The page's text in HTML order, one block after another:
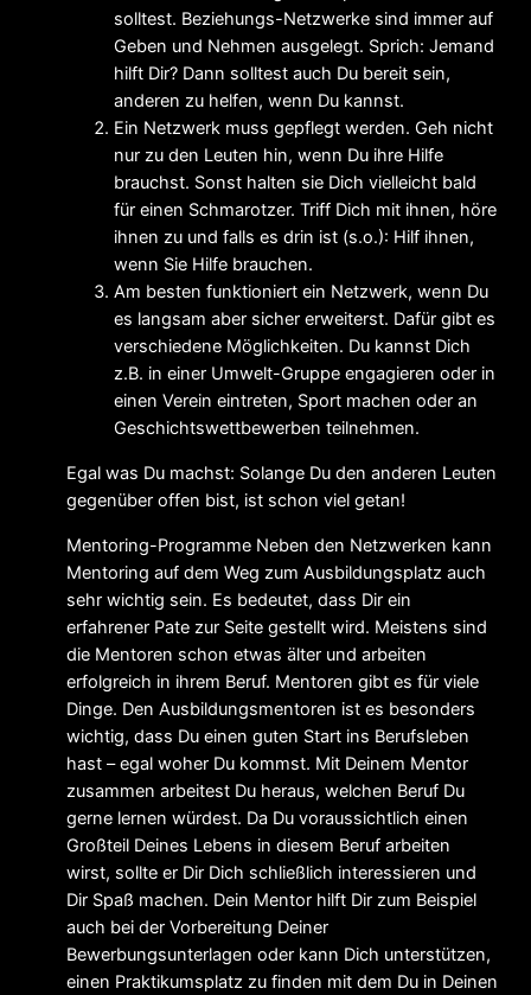
solltest. Beziehungs-Netzwerke sind immer auf
Geben und Nehmen ausgelegt. Sprich: Jemand
hilft Dir? Dann solltest auch Du bereit sein,
anderen zu helfen, wenn Du kannst.
Ein Netzwerk muss gepflegt werden. Geh nicht
nur zu den Leuten hin, wenn Du ihre Hilfe
brauchst. Sonst halten sie Dich vielleicht bald
für einen Schmarotzer. Triff Dich mit ihnen, höre
ihnen zu und falls es drin ist (s.o.): Hilf ihnen,
wenn Sie Hilfe brauchen.
Am besten funktioniert ein Netzwerk, wenn Du
es langsam aber sicher erweiterst. Dafür gibt es
verschiedene Möglichkeiten. Du kannst Dich
z.B. in einer Umwelt-Gruppe engagieren oder in
einen Verein eintreten, Sport machen oder an
Geschichtswettbewerben teilnehmen.
Egal was Du machst: Solange Du den anderen Leuten
gegenüber offen bist, ist schon viel getan!
Mentoring-Programme Neben den Netzwerken kann
Mentoring auf dem Weg zum Ausbildungsplatz auch
sehr wichtig sein. Es bedeutet, dass Dir ein
erfahrener Pate zur Seite gestellt wird. Meistens sind
die Mentoren schon etwas älter und arbeiten
erfolgreich in ihrem Beruf. Mentoren gibt es für viele
Dinge. Den Ausbildungsmentoren ist es besonders
wichtig, dass Du einen guten Start ins Berufsleben
hast – egal woher Du kommst. Mit Deinem Mentor
zusammen arbeitest Du heraus, welchen Beruf Du
gerne lernen würdest. Da Du voraussichtlich einen
Großteil Deines Lebens in diesem Beruf arbeiten
wirst, sollte er Dir Dich schließlich interessieren und
Dir Spaß machen. Dein Mentor hilft Dir zum Beispiel
auch bei der Vorbereitung Deiner
Bewerbungsunterlagen oder kann Dich unterstützen,
einen Praktikumsplatz zu finden mit dem Du in Deinen